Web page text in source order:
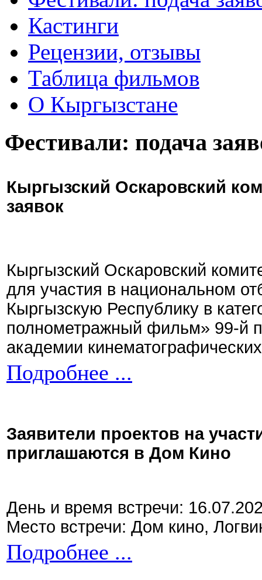
Кастинги
Рецензии, отзывы
Таблица фильмов
О Кыргызстане
Фестивали: подача
Кыргызский Оскаровский
заявок
Кыргызский Оскаровский
для участия в национальном
Кыргызскую Республику в
полнометражный фильм» 99-й
академии
Подробнее ...
Заявители проектов на
приглашаются в Дом Кино
День и время встречи:
Место встречи: Дом кино,
Подробнее ...